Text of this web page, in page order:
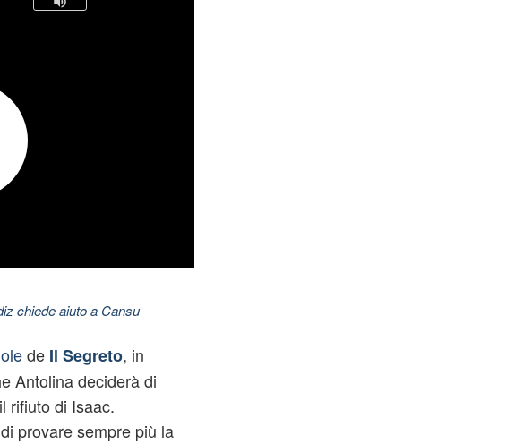
chiede aiuto a Cansu
de Il Segreto, in
Antolina deciderà di
rifiuto di Isaac.
provare sempre più la